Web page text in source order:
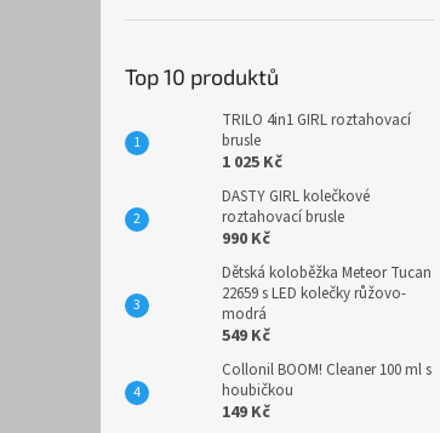
Top 10 produktů
TRILO 4in1 GIRL roztahovací
brusle
1 025 Kč
DASTY GIRL kolečkové
roztahovací brusle
990 Kč
Dětská koloběžka Meteor Tucan
22659 s LED kolečky růžovo-
modrá
549 Kč
Collonil BOOM! Cleaner 100 ml s
houbičkou
149 Kč